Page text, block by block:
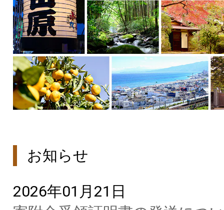
お知らせ
2026年01月21日